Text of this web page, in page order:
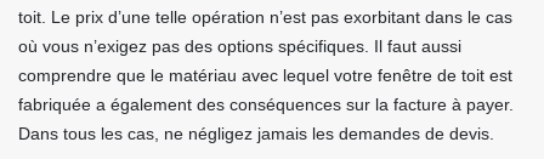
toit. Le prix d’une telle opération n’est pas exorbitant dans le cas
où vous n’exigez pas des options spécifiques. Il faut aussi
comprendre que le matériau avec lequel votre fenêtre de toit est
fabriquée a également des conséquences sur la facture à payer.
Dans tous les cas, ne négligez jamais les demandes de devis.